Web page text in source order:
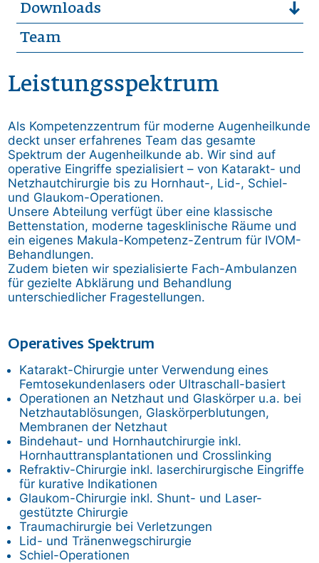
Downloads
Team
Leistungsspektrum
Als Kompetenzzentrum für moderne Augenheilkunde
deckt unser erfahrenes Team das gesamte
Spektrum der Augenheilkunde ab. Wir sind auf
operative Eingriffe spezialisiert – von Katarakt- und
Netzhautchirurgie bis zu Hornhaut-, Lid-, Schiel-
und Glaukom-Operationen.
Unsere Abteilung verfügt über eine klassische
Bettenstation, moderne tagesklinische Räume und
ein eigenes Makula-Kompetenz-Zentrum für IVOM-
Behandlungen.
Zudem bieten wir spezialisierte Fach-Ambulanzen
für gezielte Abklärung und Behandlung
unterschiedlicher Fragestellungen.
Operatives Spektrum
Katarakt-Chirurgie unter Verwendung eines
Femtosekundenlasers oder Ultraschall-basiert
Operationen an Netzhaut und Glaskörper u.a. bei
Netzhautablösungen, Glaskörperblutungen,
Membranen der Netzhaut
Bindehaut- und Hornhautchirurgie inkl.
Hornhauttransplantationen und Crosslinking
Refraktiv-Chirurgie inkl. laserchirurgische Eingriffe
für kurative Indikationen
Glaukom-Chirurgie inkl. Shunt- und Laser-
gestützte Chirurgie
Traumachirurgie bei Verletzungen
Lid- und Tränenwegschirurgie
Schiel-Operationen